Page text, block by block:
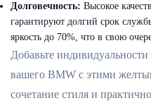
Долговечность: Высокое
гарантируют долгий срок
яркость до 70%, что в свою
Добавьте
вашего BMW с этими
сочетание стиля и